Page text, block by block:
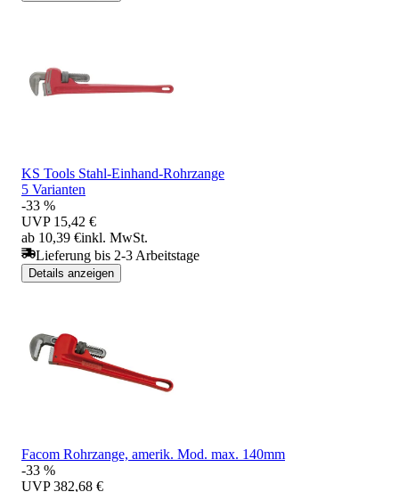
KS Tools Stahl-Einhand-Rohrzange
5 Varianten
-33 %
UVP 15,42 €
ab 10,39 €inkl. MwSt.
Lieferung bis 2-3 Arbeitstage
Details anzeigen
Facom Rohrzange, amerik. Mod. max. 140mm
-33 %
UVP 382,68 €